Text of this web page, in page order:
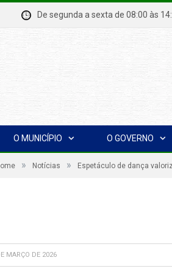
De segunda a sexta de 08:00
O MUNICÍPIO O GOVERNO
» Notícias » Espetáculo de dança
MARÇO DE 2026